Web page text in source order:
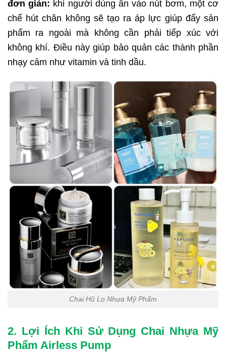
đơn giản: khi người dùng ấn vào nút bơm, một cơ
chế hút chân không sẽ tạo ra áp lực giúp đẩy sản
phẩm ra ngoài mà không cần phải tiếp xúc với
không khí. Điều này giúp bảo quản các thành phần
nhạy cảm như vitamin và tinh dầu.
Chai Hũ Lọ Nhựa Mỹ Phẩm
2. Lợi Ích Khi Sử Dụng Chai Nhựa Mỹ
Phẩm Airless Pump